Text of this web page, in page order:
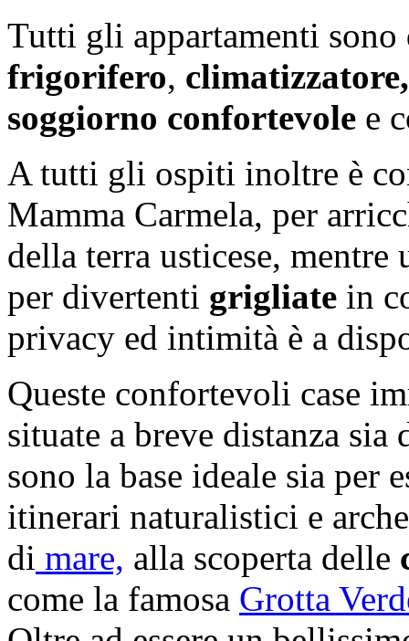
Tutti gli appartamenti
frigorifero,
soggiorno confortevole e
A tutti gli ospiti inoltre è
Mamma Carmela, per
della terra usticese, mentre
per divertenti grigliate in
privacy ed intimità è a
Queste confortevoli case
situate a breve distanza sia
sono la base ideale sia per
itinerari naturalistici e
di mare, alla scoperta delle
come la famosa Grotta